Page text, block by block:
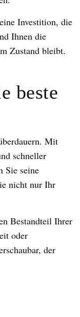
Investition, die
Ihnen die
Zustand bleibt.
beste
Mit
schneller
Sie seine
nicht nur Ihr
Bestandteil Ihrer
oder
der